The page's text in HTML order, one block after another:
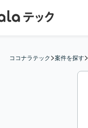
ココナラテック>案件を探す>